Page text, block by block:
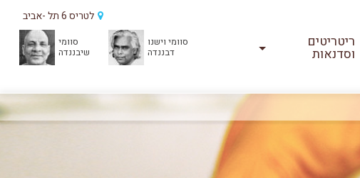
לטריס 6 תל -אביב
ריטריטים
וסדנאות
סוומי וישנו
דבננדה
סוומי
שיבננדה